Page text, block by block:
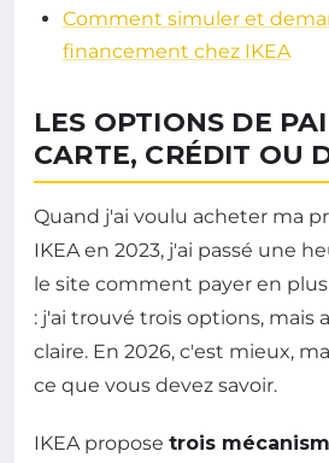
Comment simuler et
financement chez IKEA
LES OPTIONS DE
CARTE, CRÉDIT OU
Quand j'ai voulu acheter ma
IKEA en 2023, j'ai passé une
le site comment payer en
: j'ai trouvé trois options, mais
claire. En 2026, c'est mieux,
ce que vous devez savoir.
IKEA propose trois